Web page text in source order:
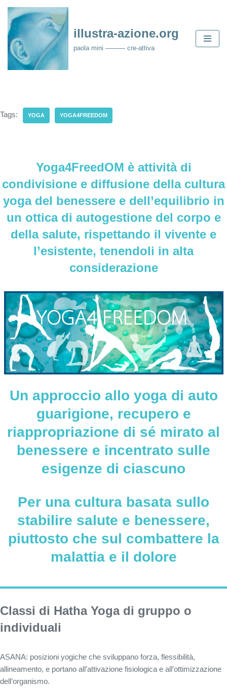
Skip
to
content
illustra-azione.org
paola mini ——— cre-attiva
Tags: YOGA YOGA4FREEDOM
Yoga4FreedOM è attività di
condivisione e diffusione della cultura
yoga del benessere e dell’equilibrio in
un ottica di autogestione del corpo e
della salute, rispettando il vivente e
l’esistente, tenendoli in alta
considerazione
Un approccio allo yoga di auto
guarigione, recupero e
riappropriazione di sé mirato al
benessere e incentrato sulle
esigenze di ciascuno
Per una cultura basata sullo
stabilire salute e benessere,
piuttosto che sul combattere la
malattia e il dolore
Classi di Hatha Yoga di gruppo o
individuali
ASANA: posizioni yogiche che sviluppano forza, flessibilità,
allineamento, e portano all’attivazione fisiologica e all’ottimizzazione
dell’organismo.